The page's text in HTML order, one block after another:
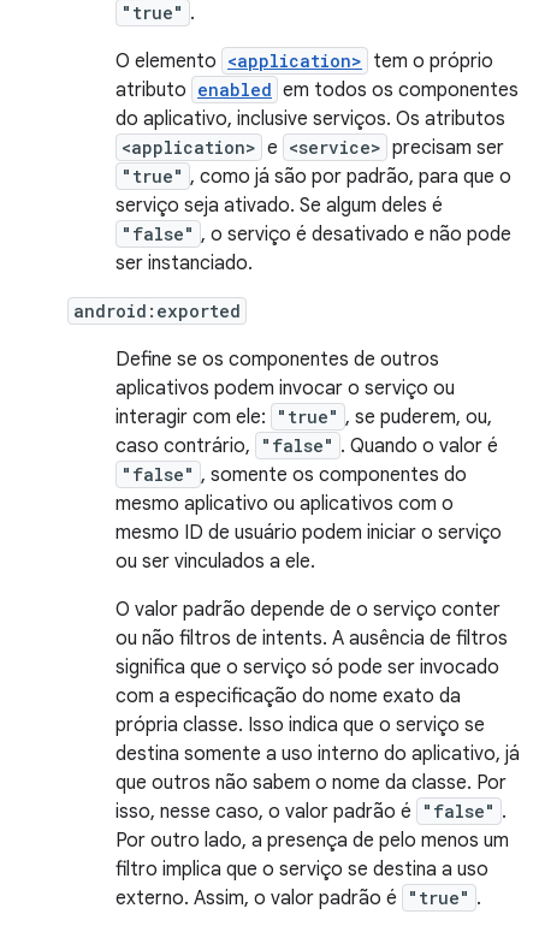
"true" .
O elemento <application> tem o próprio
atributo enabled em todos os componentes
do aplicativo, inclusive serviços. Os atributos
<application> e <service> precisam ser
"true" , como já são por padrão, para que o
serviço seja ativado. Se algum deles é
"false" , o serviço é desativado e não pode
ser instanciado.
android:exported
Define se os componentes de outros
aplicativos podem invocar o serviço ou
interagir com ele:
"true" , se puderem, ou,
caso contrário,
"false" . Quando o valor é
"false" , somente os componentes do
mesmo aplicativo ou aplicativos com o
mesmo ID de usuário podem iniciar o serviço
ou ser vinculados a ele.
O valor padrão depende de o serviço conter
ou não filtros de intents. A ausência de filtros
significa que o serviço só pode ser invocado
com a especificação do nome exato da
própria classe. Isso indica que o serviço se
destina somente a uso interno do aplicativo, já
que outros não sabem o nome da classe. Por
isso, nesse caso, o valor padrão é
"false" .
Por outro lado, a presença de pelo menos um
filtro implica que o serviço se destina a uso
externo. Assim, o valor padrão é
"true" .